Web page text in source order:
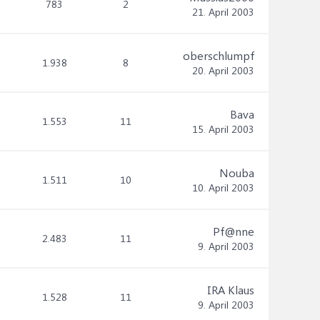
783 2
21. April 2003
1.938 8 oberschlumpf
20. April 2003
1.553 11 Bava
15. April 2003
1.511 10 Nouba
10. April 2003
2.483 11 Pf@nne
9. April 2003
1.528 11 IRA Klaus
9. April 2003